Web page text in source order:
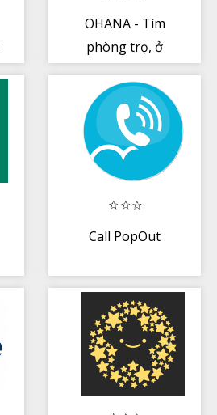
OHANA - Tìm
phòng trọ, ở
Call PopOut